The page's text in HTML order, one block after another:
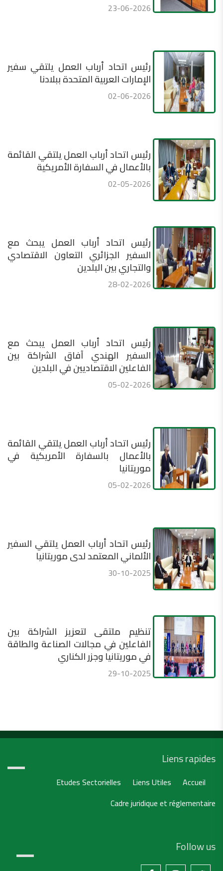
23-06-2026
رئيس اتحاد أرباب العمل يلتقي سفير
الإمارات العربية المتحدة ببلادنا
02-06-2026
رئيس اتحاد أرباب العمل يلتقي القائمة
بالأعمال في السفارة الأمريكية
02-05-2026
رئيس اتحاد أرباب العمل يبحث مع
السفير الجزائري التعاون الاقتصادي
والتجاري بين البلدين
28-02-2026
رئيس اتحاد أرباب العمل يبحث مع
السفير الهندي آفاق الشراكة بين
الفاعلين الاقتصاديين في البلدين
05-02-2026
رئيس اتحاد أرباب العمل يلتقي القائمة
بالأعمال بالسفارة الأمريكية في
موريتانيا
05-02-2026
رئيس اتحاد أرباب العمل يلتقي السفير
الألماني المعتمد لدى موريتانيا
30-10-2025
تنظيم ملتقى لتعزيز الشراكة بين
الفاعلين في مجالات الصناعة والطاقة
في موريتانيا وجزر الكناري
29-10-2025
Liens rapides
Accueil
Liens Utiles
Etudes Sectorielles
Cadre juridique et réglementaire
Follow us